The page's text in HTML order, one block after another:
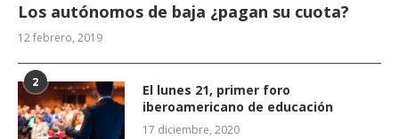
Los autónomos de baja ¿pagan su cuota?
12 febrero, 2019
2
El lunes 21, primer foro
iberoamericano de educación
17 diciembre, 2020